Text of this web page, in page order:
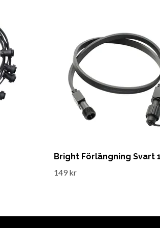
Bright Förlängning Svart
149 kr